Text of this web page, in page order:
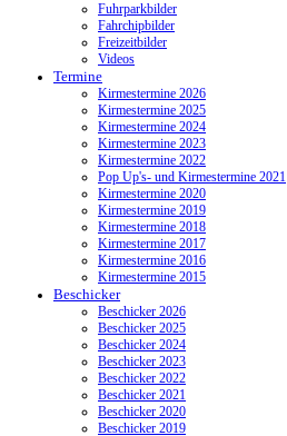
Fuhrparkbilder
Fahrchipbilder
Freizeitbilder
Videos
Termine
Kirmestermine 2026
Kirmestermine 2025
Kirmestermine 2024
Kirmestermine 2023
Kirmestermine 2022
Pop Up's- und Kirmestermine 2021
Kirmestermine 2020
Kirmestermine 2019
Kirmestermine 2018
Kirmestermine 2017
Kirmestermine 2016
Kirmestermine 2015
Beschicker
Beschicker 2026
Beschicker 2025
Beschicker 2024
Beschicker 2023
Beschicker 2022
Beschicker 2021
Beschicker 2020
Beschicker 2019